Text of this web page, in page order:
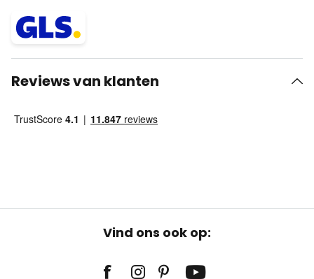
Reviews van klanten
Vind ons ook op: